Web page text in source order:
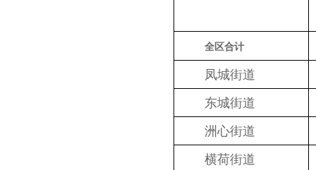
全区合计
凤城街道
东城街道
洲心街道
横荷街道